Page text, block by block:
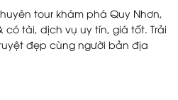
tour khám phá Quy Nhơn,
tài, dịch vụ uy tín, giá tốt. Trải
đẹp cùng người bản địa